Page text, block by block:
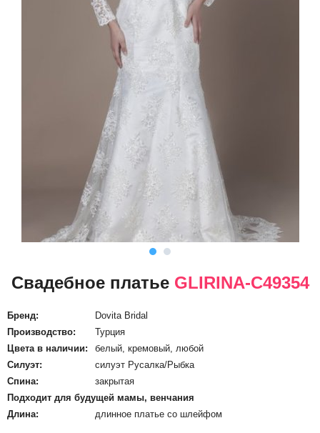
Свадебное платье GLIRINA-C49354
Бренд:
Dovita Bridal
Производство:
Турция
Цвета в наличии:
белый, кремовый, любой
Силуэт:
силуэт Русалка/Рыбка
Спина:
закрытая
Подходит для будущей мамы, венчания
Длина:
длинное платье со шлейфом